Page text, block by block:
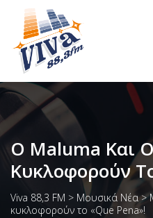
O Maluma Και
Κυκλοφορούν
Viva 88,3 FM > Μουσικά Νέα>
κυκλοφορούν το «Que Pena»!